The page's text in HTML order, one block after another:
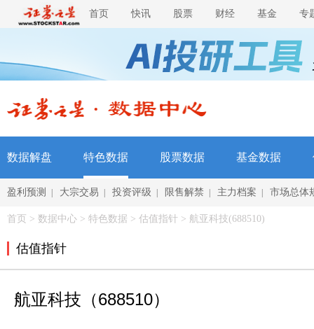
首页 快讯 股票 财经 基金 专
数据解盘 特色数据 股票数据 基金数据
盈利预测 大宗交易 投资评级 限售解禁 主力档案 市场总体
首页 > 数据中心 > 特色数据 > 估值指针 > 航亚科技(688510)
估值指针
航亚科技（688510）